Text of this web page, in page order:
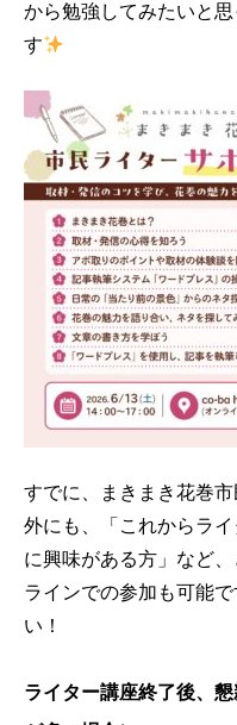
から勉強してみたいと
す
すでに、まきまき花巻
外にも、「これからラ
に興味がある方」など
ラインでの参加も可能
い！
ライター講座終了後、